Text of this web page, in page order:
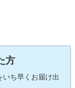
方
いち早くお届け出